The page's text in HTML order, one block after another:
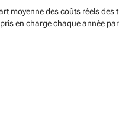
moyenne des coûts réels des
en charge chaque année